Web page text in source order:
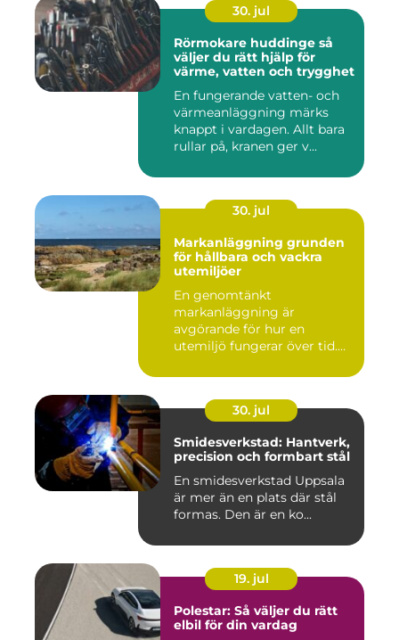
30. jul
Rörmokare huddinge så
väljer du rätt hjälp för
värme, vatten och trygghet
En fungerande vatten- och
värmeanläggning märks
knappt i vardagen. Allt bara
rullar på, kranen ger v...
30. jul
Markanläggning grunden
för hållbara och vackra
utemiljöer
En genomtänkt
markanläggning är
avgörande för hur en
utemiljö fungerar över tid.
30. jul
Smidesverkstad: Hantverk,
precision och formbart stål
En smidesverkstad Uppsala
är mer än en plats där stål
formas. Den är en ko...
19. jul
Polestar: Så väljer du rätt
elbil för din vardag